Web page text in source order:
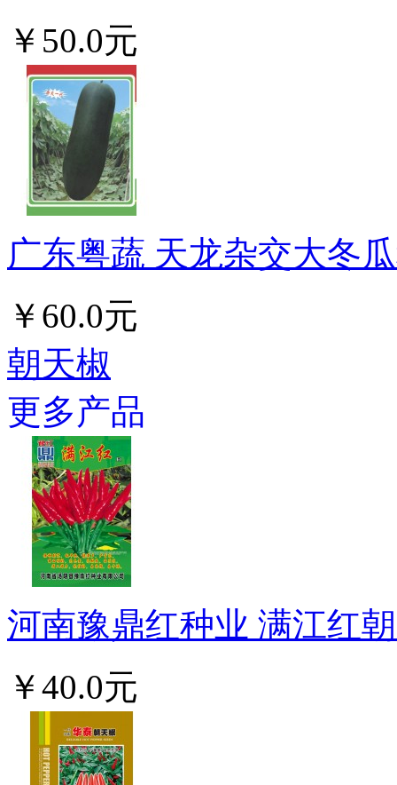
￥50.0元
广东粤蔬 天龙杂交大冬
￥60.0元
朝天椒
更多产品
河南豫鼎红种业 满江红
￥40.0元